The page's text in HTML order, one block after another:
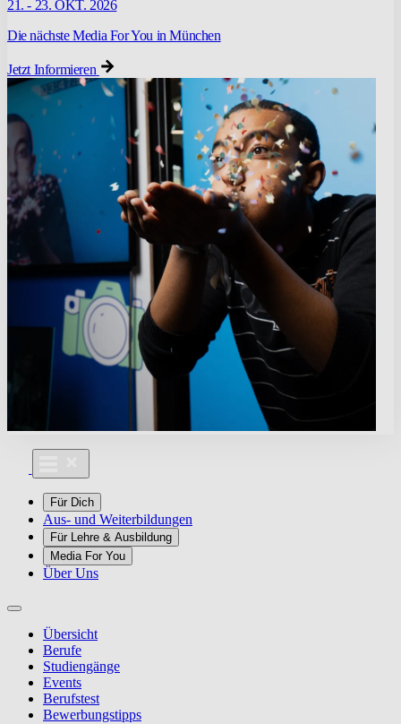
21. - 23. OKT. 2026
Die nächste Media For You in München
Jetzt Informieren
Für Dich
Aus- und Weiterbildungen
Für Lehre & Ausbildung
Media For You
Über Uns
Übersicht
Berufe
Studiengänge
Events
Berufstest
Bewerbungstipps